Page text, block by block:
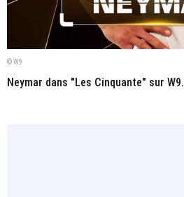
© W9
Neymar dans "Les Cinquante" sur W9.